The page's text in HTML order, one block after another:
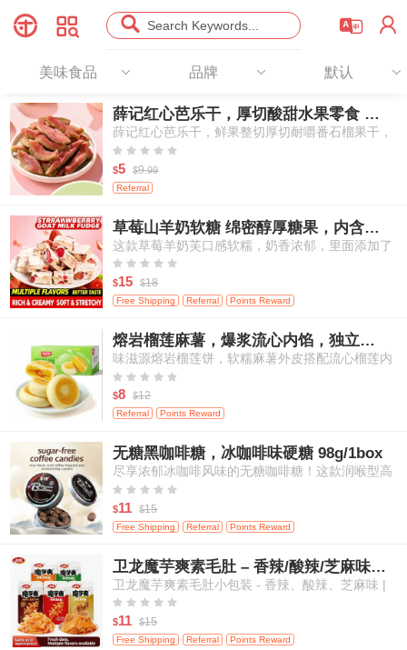
   Search Keywords... 
美味食品 品牌 默认
薛记红心芭乐干，厚切酸甜水果零食 78g
薛记红心芭乐干，鲜果整切厚切耐嚼番石榴果干，
天然酸甜办公室出行休闲果干零食
    
$5 $9.99
Referral
草莓山羊奶软糖 绵密醇厚糖果，内含冻干草莓，独立袋装 250g/包
这款草莓羊奶芙口感软糯，奶香浓郁，里面添加了
真实冻干草莓颗粒，每一口都能吃到草莓的酸甜果
香和羊奶的醇厚奶香，是一款适合大人和孩子分享
的休闲小零食。
    
$15 $18
Free Shipping Referral Points Reward
熔岩榴莲麻薯，爆浆流心内馅，独立小份装点心 250g/6枚
味滋源熔岩榴莲饼，软糯麻薯外皮搭配流心榴莲内
馅，传统亚洲风味点心，独立包装糕点，适合作为
早餐与下午茶小食
    
$8 $12
Referral Points Reward
无糖黑咖啡糖，冰咖啡味硬糖 98g/1box
尽享浓郁冰咖啡风味的无糖咖啡糖！这款润喉型高
级糖果带来醇厚咖啡香气，且不含添加糖，是随时
随地补充活力、清新口气的绝佳选择。
    
$11 $15
Free Shipping Referral Points Reward
卫龙魔芋爽素毛肚 – 香辣/酸辣/芝麻味，高纤维，20小包
卫龙魔芋爽素毛肚小包装 - 香辣、酸辣、芝麻味 |
高纤维、低热量 | 植物基“毛肚”口感 | 传统中式零
食（多口味混合，量贩装）- 20小包
    
$11 $15
Free Shipping Referral Points Reward